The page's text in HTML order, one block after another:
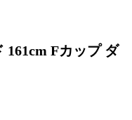
161cm Fカップ ダ